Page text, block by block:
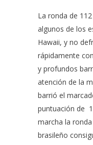
La ronda de
algunos de los
Hawaii, y no
rápidamente
y profundos
atención de la
barrió el
puntuación de
marcha la
brasileño